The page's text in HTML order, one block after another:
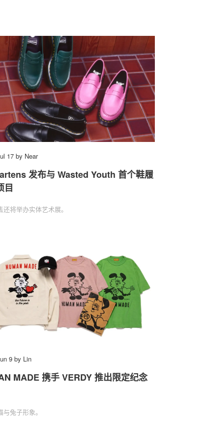
17 by Near
发布与 Wasted Youth 首个鞋履
目
还将举办实体艺术展。
9 by Lin
MADE 携手 VERDY 推出限定纪念
与兔子形象。